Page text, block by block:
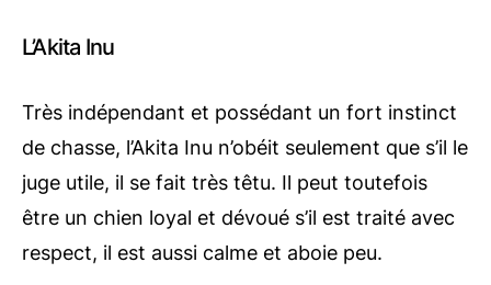
L’Akita Inu
Très indépendant et possédant un fort instinct
de chasse, l’Akita Inu n’obéit seulement que s’il le
juge utile, il se fait très têtu. Il peut toutefois
être un chien loyal et dévoué s’il est traité avec
respect, il est aussi calme et aboie peu.